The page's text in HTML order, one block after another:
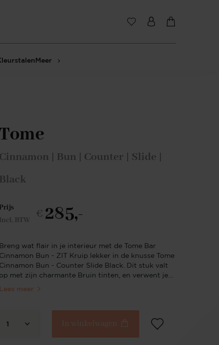
Meer
Tome
Cinnamon | Bun | Counter | Slide |
Black
Prijs
Incl. BTW
€ 285,-
Breng wat flair in je interieur met de Tome Bar
Cinnamon Bun - ZIT Kruip lekker in de knusse Tome
Cinnamon Bun - Counter Slide Black. Dit stuk valt
op met zijn charmante Bruin tinten, en verwent je
met een onweerstaanbaar zachte, stevige textuur
geeft. Ontworpen door Jesper Home, straalt deze
Lees meer
1 In winkelwagen